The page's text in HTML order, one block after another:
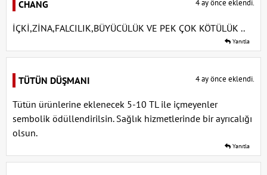
CHANG 4 ay önce eklendi.
İÇKİ,ZİNA,FALCILIK,BÜYÜCÜLÜK VE PEK ÇOK KÖTÜLÜK ..
Yanıtla
TÜTÜN DÜŞMANI 4 ay önce eklendi.
Tütün ürünlerine eklenecek 5-10 TL ile içmeyenler
sembolik ödüllendirilsin. Sağlık hizmetlerinde bir ayrıcalığı
olsun.
Yanıtla